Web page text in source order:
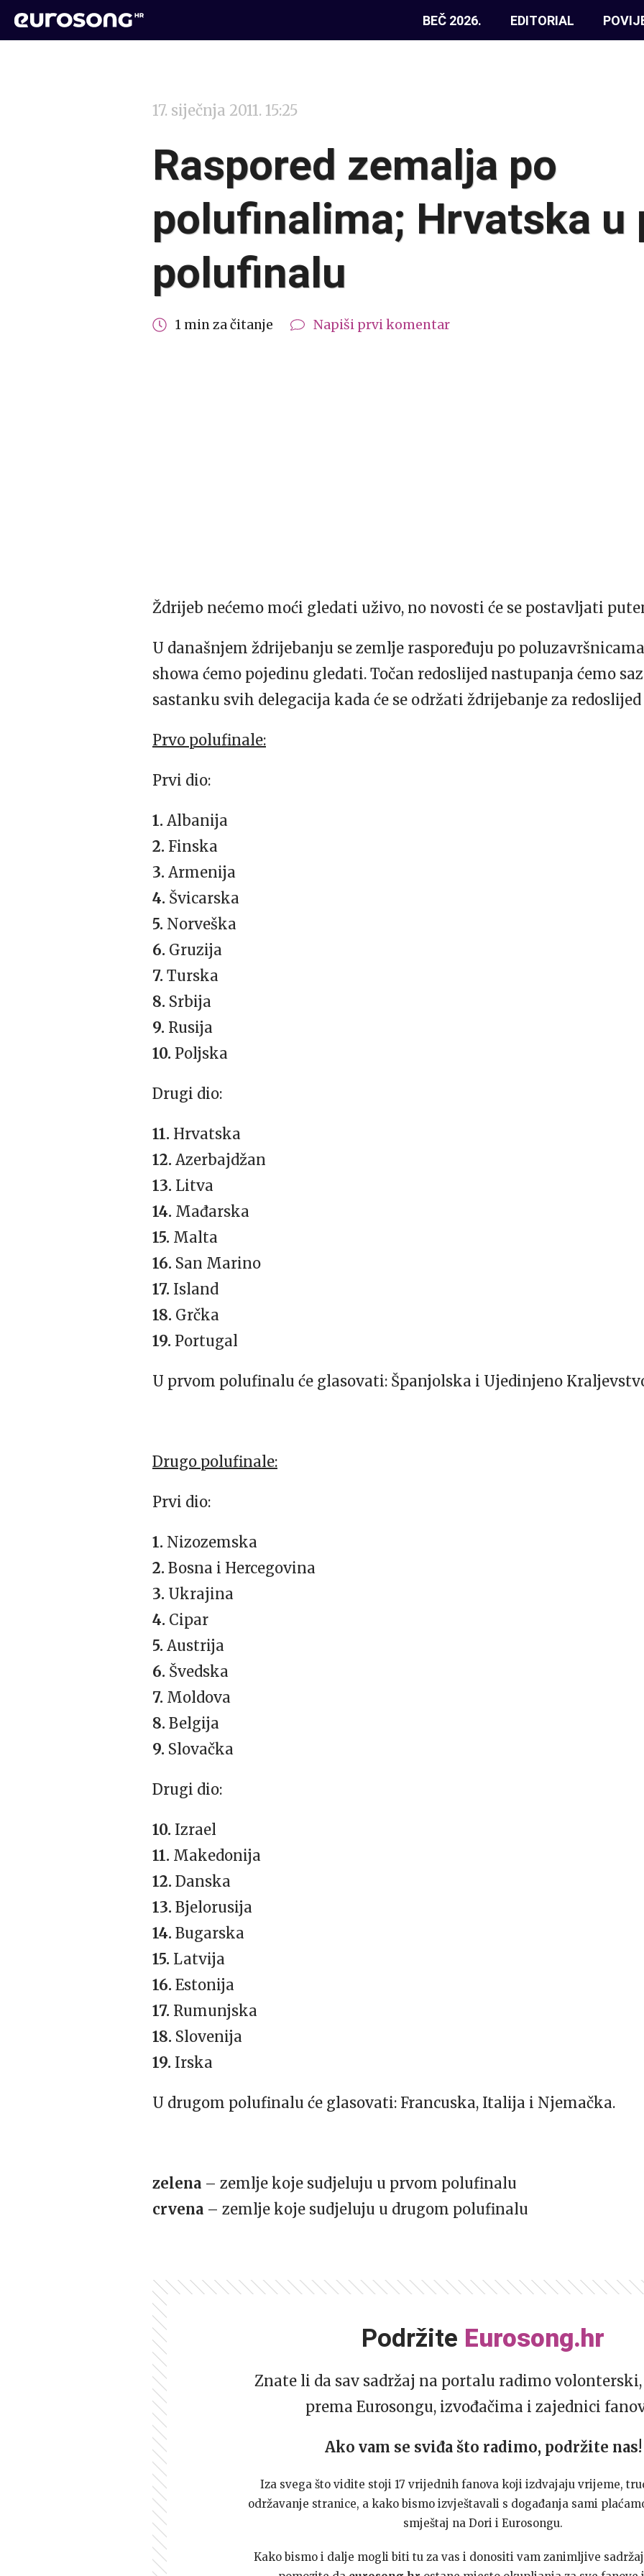
BEČ 2026. EDITORIAL
17. siječnja 2011. 15:25
Raspored zemalja po
polufinalima; Hrvatska u
polufinalu
1 min za čitanje Napiši prvi komentar
Ždrijeb nećemo moći gledati uživo, no novosti će se postavljati
U današnjem ždrijebanju se zemlje raspoređuju po
showa ćemo pojedinu gledati. Točan redoslijed nastupanja ćemo
sastanku svih delegacija kada će se održati ždrijebanje za
Prvo polufinale:
Prvi dio:
1. Albanija
2. Finska
3. Armenija
4. Švicarska
5. Norveška
6. Gruzija
7. Turska
8. Srbija
9. Rusija
10. Poljska
Drugi dio:
11. Hrvatska
12. Azerbajdžan
13. Litva
14. Mađarska
15. Malta
16. San Marino
17. Island
18. Grčka
19. Portugal
U prvom polufinalu će glasovati: Španjolska i Ujedinjeno
Drugo polufinale:
Prvi dio:
1. Nizozemska
2. Bosna i Hercegovina
3. Ukrajina
4. Cipar
5. Austrija
6. Švedska
7. Moldova
8. Belgija
9. Slovačka
Drugi dio:
10. Izrael
11. Makedonija
12. Danska
13. Bjelorusija
14. Bugarska
15. Latvija
16. Estonija
17. Rumunjska
18. Slovenija
19. Irska
U drugom polufinalu će glasovati: Francuska, Italija i Njemačka.
zelena – zemlje koje sudjeluju u prvom polufinalu
crvena – zemlje koje sudjeluju u drugom polufinalu
Podržite Eurosong.hr
Znate li da sav sadržaj na portalu radimo
prema Eurosongu, izvođačima i zajednici
Ako vam se sviđa što radimo, podržite nas!
Iza svega što vidite stoji 17 vrijednih fanova koji izdvajaju vrijeme,
održavanje stranice, a kako bismo izvještavali s događanja sami
smještaj na Dori i Eurosongu.
Kako bismo i dalje mogli biti tu za vas i donositi vam zanimljive